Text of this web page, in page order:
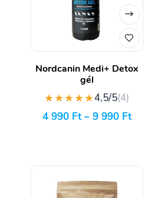
Nordcanin Medi+ Detox
gél
★★★★★4,5/5(4)
4 990 Ft– 9 990 Ft